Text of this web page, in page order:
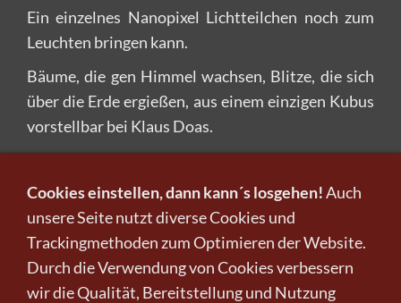
Ein einzelnes Nanopixel Lichtteilchen noch zum
Leuchten bringen kann.
Bäume, die gen Himmel wachsen, Blitze, die sich
über die Erde ergießen, aus einem einzigen Kubus
vorstellbar bei Klaus Doas.
Darf man sich die Frage stellen:Wieviel ist
notwendig, um zu beleuchten, ins rechte Licht zu
rücken. Wieviel Materie genügt, um zu erschaffen.
Kostensparend? Gewinn versprechend. Ausgaben
deckend?
Cookies einstellen, dann kann´s losgehen!Auch
unsere Seite nutzt diverse Cookies und
Trackingmethoden zum Optimieren der Website.
Durch die Verwendung von Cookies verbessern
wir die Qualität, Bereitstellung und Nutzung